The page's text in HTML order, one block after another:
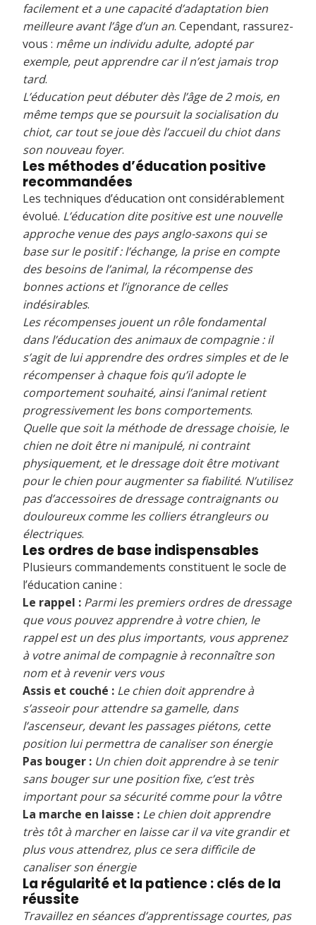
facilement et a une capacité d’adaptation bien
meilleure avant l’âge d’un an. Cependant, rassurez-
vous : même un individu adulte, adopté par
exemple, peut apprendre car il n’est jamais trop
tard.
L’éducation peut débuter dès l’âge de 2 mois, en
même temps que se poursuit la socialisation du
chiot, car tout se joue dès l’accueil du chiot dans
son nouveau foyer.
Les méthodes d’éducation positive
recommandées
Les techniques d’éducation ont considérablement
évolué. L’éducation dite positive est une nouvelle
approche venue des pays anglo-saxons qui se
base sur le positif : l’échange, la prise en compte
des besoins de l’animal, la récompense des
bonnes actions et l’ignorance de celles
indésirables.
Les récompenses jouent un rôle fondamental
dans l’éducation des animaux de compagnie : il
s’agit de lui apprendre des ordres simples et de le
récompenser à chaque fois qu’il adopte le
comportement souhaité, ainsi l’animal retient
progressivement les bons comportements.
Quelle que soit la méthode de dressage choisie, le
chien ne doit être ni manipulé, ni contraint
physiquement, et le dressage doit être motivant
pour le chien pour augmenter sa fiabilité. N’utilisez
pas d’accessoires de dressage contraignants ou
douloureux comme les colliers étrangleurs ou
électriques.
Les ordres de base indispensables
Plusieurs commandements constituent le socle de
l’éducation canine :
Le rappel : Parmi les premiers ordres de dressage
que vous pouvez apprendre à votre chien, le
rappel est un des plus importants, vous apprenez
à votre animal de compagnie à reconnaître son
nom et à revenir vers vous
Assis et couché : Le chien doit apprendre à
s’asseoir pour attendre sa gamelle, dans
l’ascenseur, devant les passages piétons, cette
position lui permettra de canaliser son énergie
Pas bouger : Un chien doit apprendre à se tenir
sans bouger sur une position fixe, c’est très
important pour sa sécurité comme pour la vôtre
La marche en laisse : Le chien doit apprendre
très tôt à marcher en laisse car il va vite grandir et
plus vous attendrez, plus ce sera difficile de
canaliser son énergie
La régularité et la patience : clés de la
réussite
Travaillez en séances d’apprentissage courtes, pas